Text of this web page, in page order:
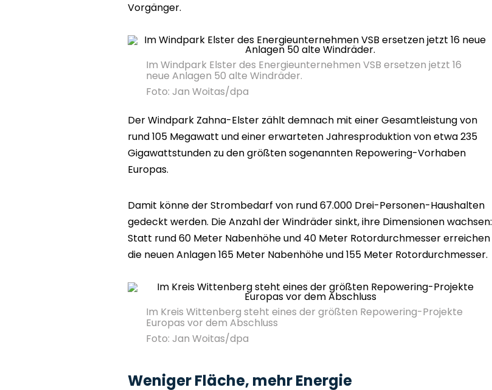
Vorgänger.
Im Windpark Elster des Energieunternehmen VSB ersetzen jetzt 16
neue Anlagen 50 alte Windräder.
Foto: Jan Woitas/dpa
Der Windpark Zahna-Elster zählt demnach mit einer Gesamtleistung von
rund 105 Megawatt und einer erwarteten Jahresproduktion von etwa 235
Gigawattstunden zu den größten sogenannten Repowering-Vorhaben
Europas.
Damit könne der Strombedarf von rund 67.000 Drei-Personen-Haushalten
gedeckt werden. Die Anzahl der Windräder sinkt, ihre Dimensionen wachsen:
Statt rund 60 Meter Nabenhöhe und 40 Meter Rotordurchmesser erreichen
die neuen Anlagen 165 Meter Nabenhöhe und 155 Meter Rotordurchmesser.
Im Kreis Wittenberg steht eines der größten Repowering-Projekte
Europas vor dem Abschluss
Foto: Jan Woitas/dpa
Weniger Fläche, mehr Energie